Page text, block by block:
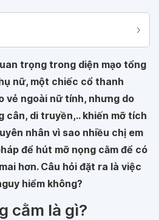
trọng trong diện mạo tổng
nữ, một chiếc cổ thanh
vẻ ngoài nữ tính, nhưng do
cân, di truyền,.. khiến mỡ tích
nhân vì sao nhiều chị em
để hút mỡ nọng cằm để có
hơn. Câu hỏi đặt ra là việc
hiểm không?
cằm là gì?